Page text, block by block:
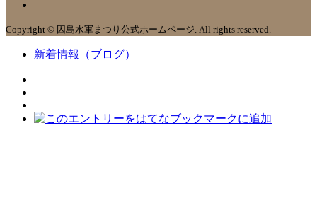
Copyright © 因島水軍まつり公式ホームページ. All rights reserved.
新着情報（ブログ）